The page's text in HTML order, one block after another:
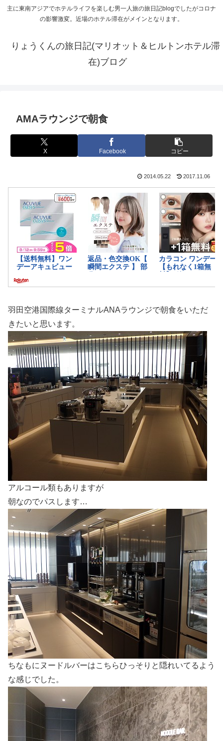
主に東南アジアでホテルライフを楽しむ男一人旅の旅日記blogでしたがコロナ
の影響激変。近場のホテル滞在がメインとなります。
りょうくんの旅日記(マリオット＆ヒルトンホテル滞
在)ブログ
AMAラウンジで朝食
X Facebook コピー
2014.05.22 2017.11.06
羽田空港国際線ターミナルANAラウンジで朝食をいただ
きたいと思います。
アルコール類もありますが
朝なのでパスします…
ちなもにヌードルバーはこちらひっそりと隠れいてるよう
な感じでした。